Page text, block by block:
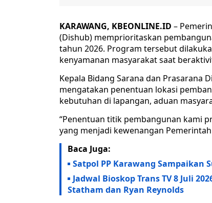
KARAWANG, KBEONLINE.ID –
(Dishub) memprioritaskan
tahun 2026. Program tersebut
kenyamanan masyarakat saat
Kepala Bidang Sarana dan Prasarana
mengatakan penentuan lokasi
kebutuhan di lapangan, aduan
“Penentuan titik pembangunan kami
yang menjadi kewenangan
Baca Juga:
Satpol PP Karawang Sampaikan
Jadwal Bioskop Trans TV 8 Juli
Statham dan Ryan Reynolds